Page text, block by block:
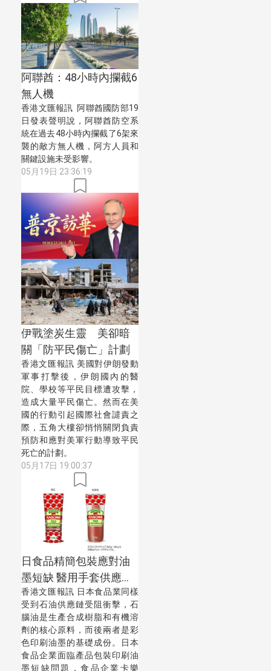
阿聯酋：48小時內攔截6
無人機
香港文匯報訊 阿聯酋國防部19
日發表聲明說，阿聯酋防空系
統在過去48小時內攔截了6架來
襲的敵方無人機，阿方人員和
關鍵設施未受影響。
05月19日 23:36:19
伊戰塗炭生靈 美卻暗
關「防平民傷亡」計劃
香港文匯報訊 美國對伊朗發動
軍事打擊後，伊朗國內的醫
院、學校等平民目標遭攻擊，
造成大量平民傷亡。然而在美
國的行動引起國際社會譴責之
際，五角大樓卻悄悄關閉負責
預防和應對美軍行動導致平民
死亡的計劃。
05月17日 19:00:37
日食品精簡包裝應對油
墨短缺 醫用手套供應承
壓
香港文匯報訊 日本食品業同樣
受到石油供應鏈受阻衝擊，石
腦油是生產合成樹脂和有機溶
劑的核心原料，而後兩者是彩
色印刷油墨的基礎成份。日本
食品企業面臨產品包裝印刷油
墨短缺問題，食品企業卡樂